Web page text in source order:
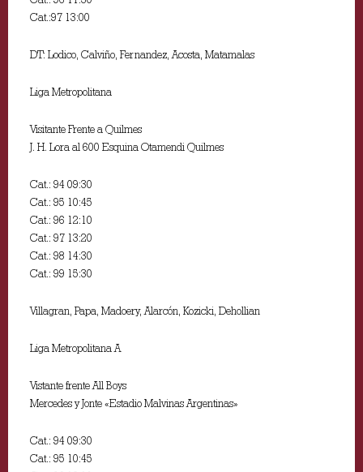
Cat.:97 13:00
DT: Lodico, Calviño, Fernandez, Acosta, Matamalas
Liga Metropolitana
Visitante Frente a Quilmes
J. H. Lora al 600 Esquina Otamendi Quilmes
Cat.: 94 09:30
Cat.: 95 10:45
Cat.: 96 12:10
Cat.: 97 13:20
Cat.: 98 14:30
Cat.: 99 15:30
Villagran, Papa, Madoery, Alarcón, Kozicki, Dehollian
Liga Metropolitana A
Vistante frente All Boys
Mercedes y Jonte «Estadio Malvinas Argentinas»
Cat.: 94 09:30
Cat.: 95 10:45